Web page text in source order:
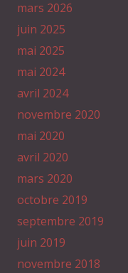
mars 2026
juin 2025
mai 2025
mai 2024
avril 2024
novembre 2020
mai 2020
avril 2020
mars 2020
octobre 2019
septembre 2019
juin 2019
novembre 2018